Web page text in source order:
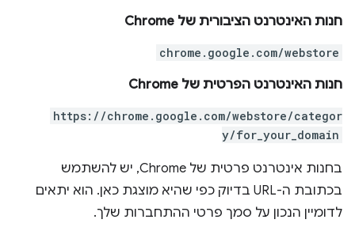
חנות האינטרנט הציבורית של Chrome
chrome.google.com/webstore
חנות האינטרנט הפרטית של Chrome
https://chrome.google.com/webstore/categor
y/for_your_domain
בחנות אינטרנט פרטית של Chrome, יש להשתמש
בכתובת ה-URL בדיוק כפי שהיא מוצגת כאן. הוא יתאים
לדומיין הנכון על סמך פרטי ההתחברות שלך.